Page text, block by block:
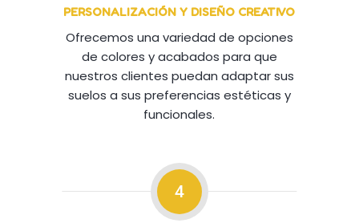
PERSONALIZACIÓN Y DISEÑO CREATIVO
Ofrecemos una variedad de opciones
de colores y acabados para que
nuestros clientes puedan adaptar sus
suelos a sus preferencias estéticas y
funcionales.
4